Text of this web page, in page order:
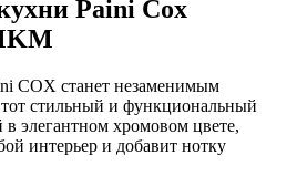
Paini Cox
COX станет незаменимым
стильный и функциональный
элегантном хромовом цвете,
интерьер и добавит нотку